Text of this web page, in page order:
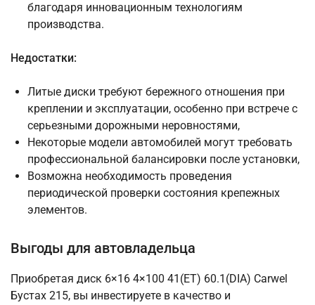
благодаря инновационным технологиям
производства.
Недостатки:
Литые диски требуют бережного отношения при
креплении и эксплуатации, особенно при встрече с
серьезными дорожными неровностями,
Некоторые модели автомобилей могут требовать
профессиональной балансировки после установки,
Возможна необходимость проведения
периодической проверки состояния крепежных
элементов.
Выгоды для автовладельца
Приобретая диск 6×16 4×100 41(ET) 60.1(DIA) Carwel
Бустах 215, вы инвестируете в качество и